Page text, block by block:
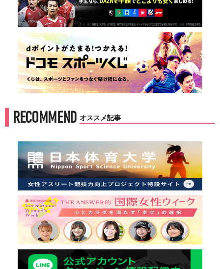
RECOMMEND オススメ記事